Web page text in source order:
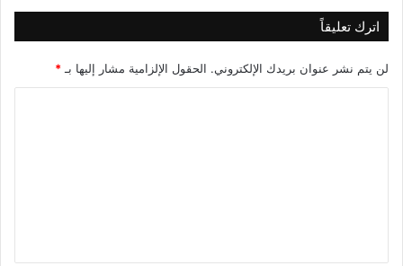
اترك تعليقاً
لن يتم نشر عنوان بريدك الإلكتروني. الحقول الإلزامية مشار إليها بـ*